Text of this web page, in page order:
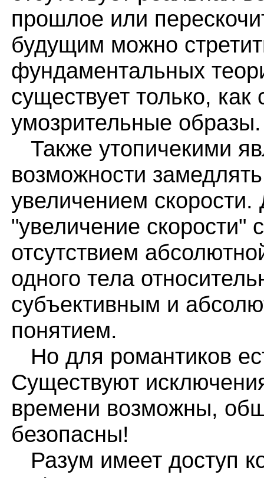
прошлое или
будущим можно
фундаментальных
существует только, как
умозрительные образы.
Также утопичекими
возможности
увеличением
"увеличение скорости"
отсутствием
одного тела
субъективным и
понятием.
Но для романтиков
Существуют
времени возможны,
безопасны!
Разум имеет доступ